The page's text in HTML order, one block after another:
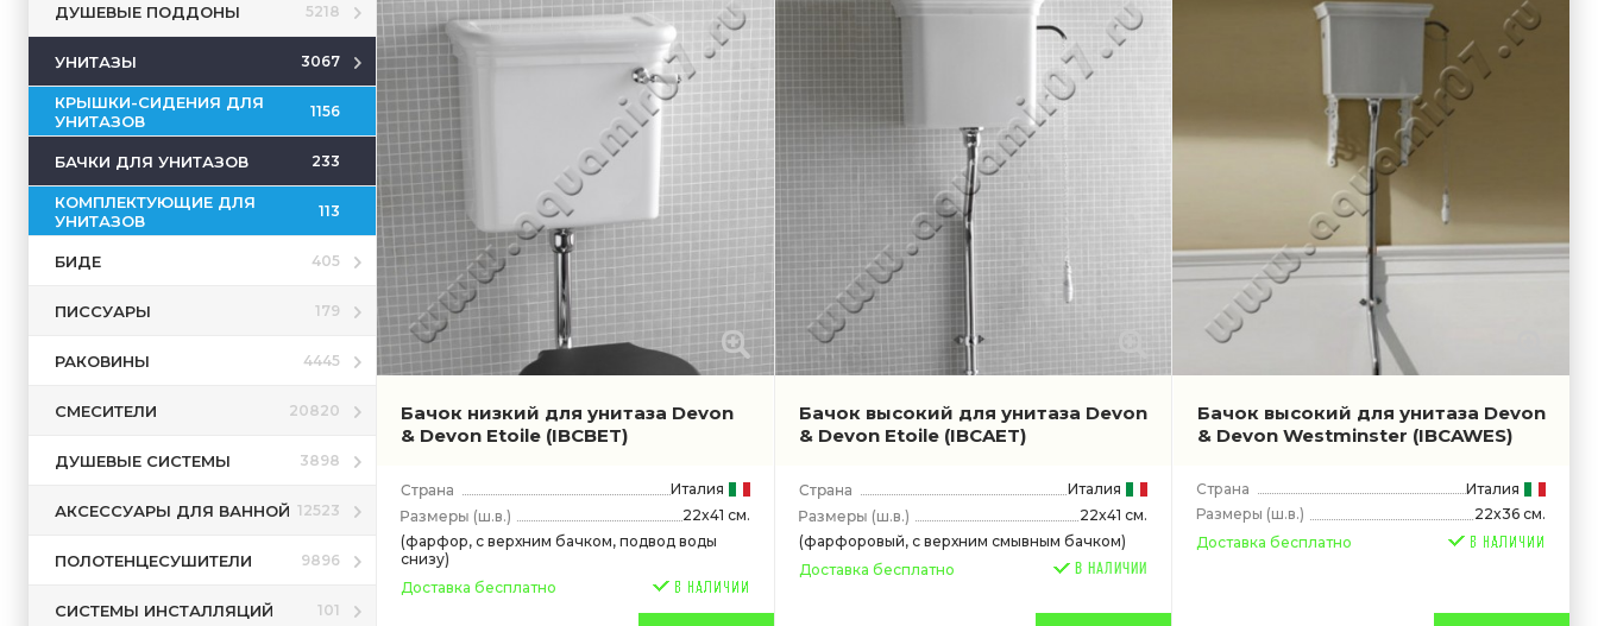
ДУШЕВЫЕ ПОДДОНЫ 5218
УНИТАЗЫ 3067
КРЫШКИ-СИДЕНИЯ ДЛЯ
УНИТАЗОВ
1156
БАЧКИ ДЛЯ УНИТАЗОВ 233
КОМПЛЕКТУЮЩИЕ ДЛЯ
УНИТАЗОВ
113
БИДЕ 405
ПИССУАРЫ 179
РАКОВИНЫ 4445
СМЕСИТЕЛИ 20820
ДУШЕВЫЕ СИСТЕМЫ 3898
АКСЕССУАРЫ ДЛЯ ВАННОЙ 12523
ПОЛОТЕНЦЕСУШИТЕЛИ 9896
СИСТЕМЫ ИНСТАЛЛЯЦИЙ 101
Бачок низкий для унитаза Devon
& Devon Etoile (IBCBET)
Италия
(ш.в.)
22x41 см.
(фарфор, с верхним бачком, подвод воды
снизу)
Доставка бесплатно
Бачок высокий для унитаза Devon
& Devon Etoile (IBCAET)
Италия
(ш.в.)
22x41 см.
(фарфоровый, с верхним смывным бачком)
Доставка бесплатно
В НАЛИЧИИ
Бачок высокий для унитаза Devon
& Devon Westminster (IBCAWES)
Страна
Италия
Размеры (ш.в.)
22x36 см.
Доставка бесплатно